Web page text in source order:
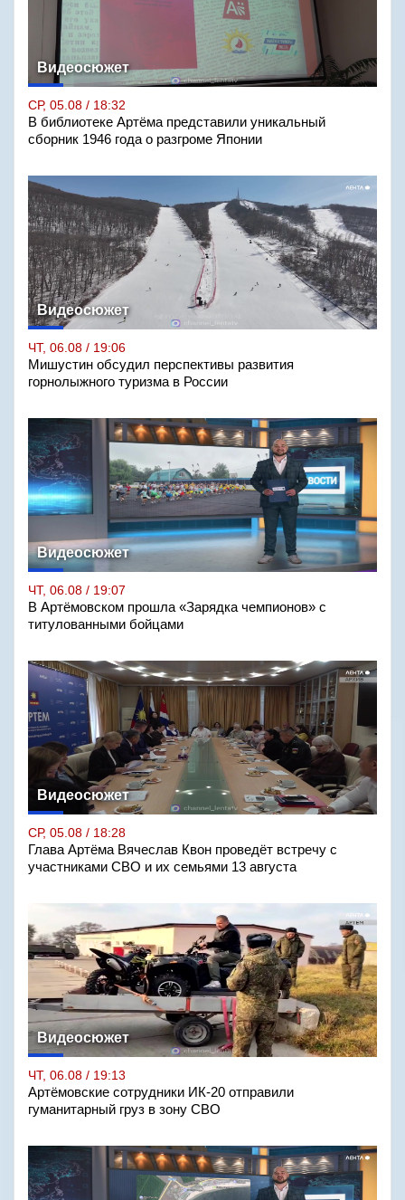
Видеосюжет
СР, 05.08 / 18:32
В библиотеке Артёма представили уникальный
сборник 1946 года о разгроме Японии
Видеосюжет
ЧТ, 06.08 / 19:06
Мишустин обсудил перспективы развития
горнолыжного туризма в России
Видеосюжет
ЧТ, 06.08 / 19:07
В Артёмовском прошла «Зарядка чемпионов» с
титулованными бойцами
Видеосюжет
СР, 05.08 / 18:28
Глава Артёма Вячеслав Квон проведёт встречу с
участниками СВО и их семьями 13 августа
Видеосюжет
ЧТ, 06.08 / 19:13
Артёмовские сотрудники ИК-20 отправили
гуманитарный груз в зону СВО